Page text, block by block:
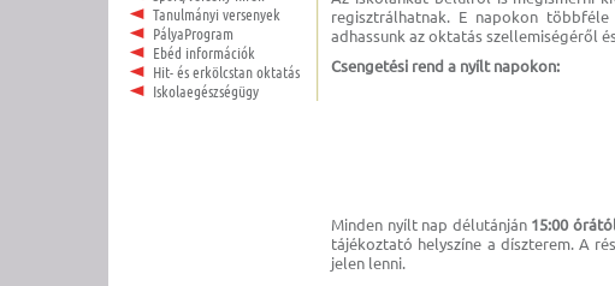
Tanulmányi versenyek
PályaProgram
Ebéd információk
Hit- és erkölcstan oktatás
Iskolaegészségügy
regisztrálhatnak. E napokon
adhassunk az oktatás szellemiségéről
Csengetési rend a nyílt napokon:
Minden nyílt nap délutánján 15:00
tájékoztató helyszíne a díszterem. A
jelen lenni.